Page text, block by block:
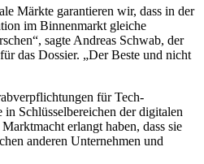
Märkte garantieren wir, dass in der
im Binnenmarkt gleiche
sagte Andreas Schwab, der
das Dossier. „Der Beste und nicht
für Tech-
Schlüsselbereichen der digitalen
erlangt haben, dass sie
anderen Unternehmen und